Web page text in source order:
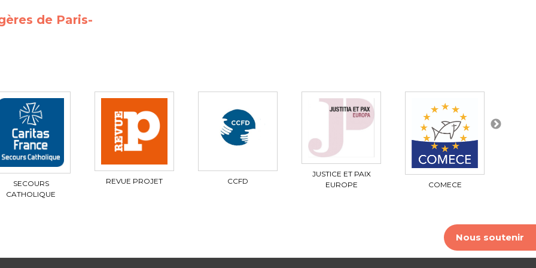
Nous soutenir
de Paris-
SECOURS
CATHOLIQUE
REVUE PROJET CCFD
JUSTICE ET PAIX
EUROPE
COMECE